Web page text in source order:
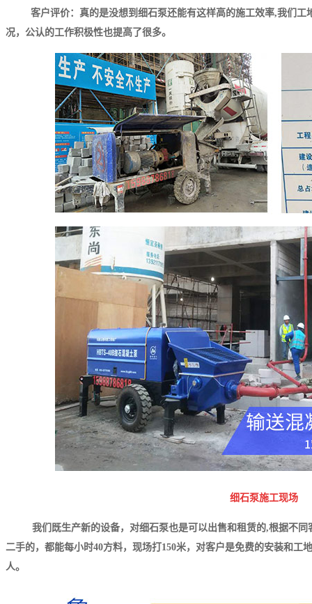
客户评价：真的是没想到细石泵还能有这样高的施工效率,我们
况，公认的工作积极性也提高了很多。
细石泵施工现场
我们既生产新的设备，对细石泵也是可以出售和租赁的,根据不
二手的，都能每小时40方料，现场打150米，对客户是免费的安装和工
人。